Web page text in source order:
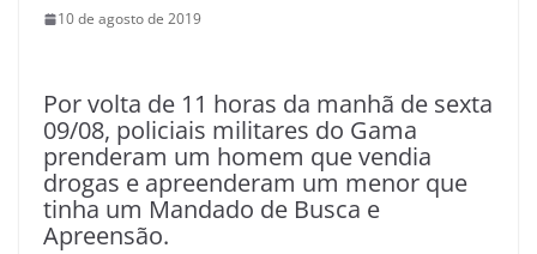
10 de agosto de 2019
Por volta de 11 horas da manhã de sexta
09/08, policiais militares do Gama
prenderam um homem que vendia
drogas e apreenderam um menor que
tinha um Mandado de Busca e
Apreensão.